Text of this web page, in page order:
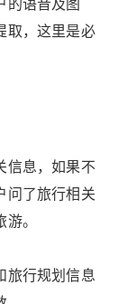
的语音及图
取，这里是必
信息，如果不
问了旅行相关
。
旅行规划信息